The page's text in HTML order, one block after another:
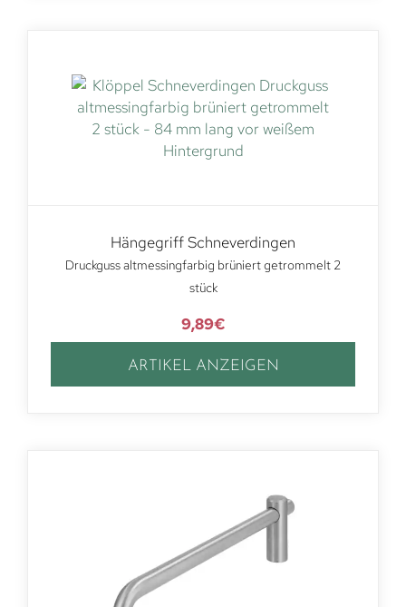
Hängegriff Schneverdingen
Druckguss altmessingfarbig brüniert getrommelt 2
stück
9,89€
ARTIKEL ANZEIGEN